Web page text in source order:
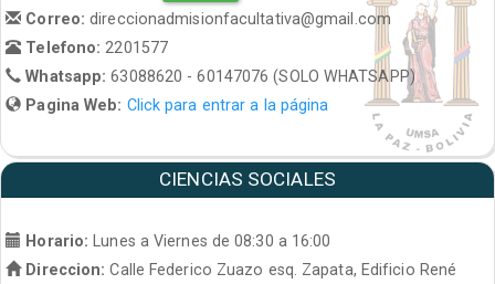
Correo:direccionadmisionfacultativa@gmail.com
Telefono: 2201577
Whatsapp:63088620 - 60147076 (SOLO WHATSAPP)
Pagina Web: Click para entrar a la página
CIENCIAS SOCIALES
Horario:
Lunes a Viernes de 08:30 a 16:00
Direccion: Calle Federico Zuazo esq. Zapata, Edificio René